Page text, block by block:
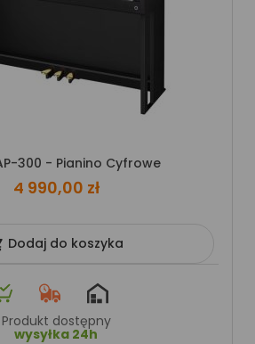
300 - Pianino Cyfrowe
4 990,00 zł
Dodaj do koszyka
Produkt dostępny
wysyłka 24h